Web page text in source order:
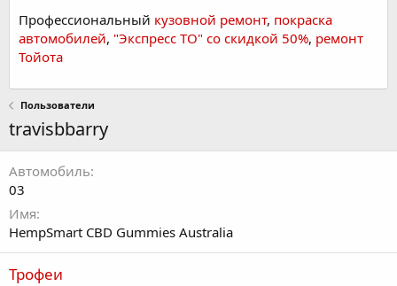
Профессиональный кузовной ремонт, покраска
автомобилей, "Экспресс ТО" со скидкой 50%, ремонт
Тойота
Пользователи
travisbbarry
Автомобиль
03
Имя
HempSmart CBD Gummies Australia
Трофеи